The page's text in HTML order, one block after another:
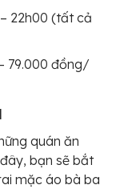
22h00 (tất cả
79.000 đồng/
quán ăn
bạn sẽ bắt
mặc áo bà ba